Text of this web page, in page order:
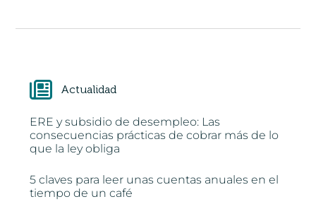
Actualidad
ERE y subsidio de desempleo: Las
consecuencias prácticas de cobrar más de lo
que la ley obliga
5 claves para leer unas cuentas anuales en el
tiempo de un café